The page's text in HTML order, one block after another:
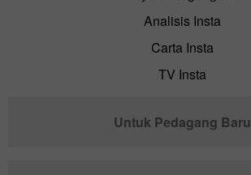
Analisis Insta
Carta Insta
TV Insta
Untuk Pedagang Baru